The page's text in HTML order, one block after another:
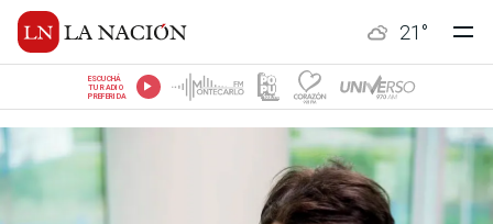
21 °
ESCUCHÁ
TU RADIO
PREFERIDA